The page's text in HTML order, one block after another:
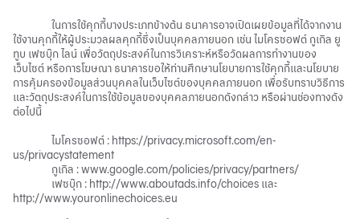
ในการใช้คุกกี้บางประเภทข้างต้น ธนาคารอาจเปิดเผยข้อมูลที่ได้จากงาน
ใช้งานคุกกี้ให้ผู้ประมวลผลคุกกี้ซึ่งเป็นบุคคลภายนอก เช่น ไมโครซอฟต์ กูเกิล ยู
ทูบ เฟซบุ๊ก ไลน์ เพื่อวัตถุประสงค์ในการวิเคราะห์หรือวัดผลการทำงานของ
เว็บไซต์ หรือการโฆษณา ธนาคารขอให้ท่านศึกษานโยบายการใช้คุกกี้และนโยบาย
การคุ้มครองข้อมูลส่วนบุคคลในเว็บไซต์ของบุคคลภายนอก เพื่อรับทราบวิธีการ
และวัตถุประสงค์ในการใช้ข้อมูลของบุคคลภายนอกดังกล่าว หรือผ่านช่องทางดัง
ต่อไปนี้
ไมโครซอฟต์ : https://privacy.microsoft.com/en-
us/privacystatement
กูเกิล :www.google.com/policies/privacy/partners/
เฟซบุ๊ก : http://www.aboutads.info/choices และ
http://www.youronlinechoices.eu